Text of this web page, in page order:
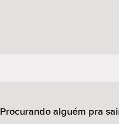
Procurando alguém pra